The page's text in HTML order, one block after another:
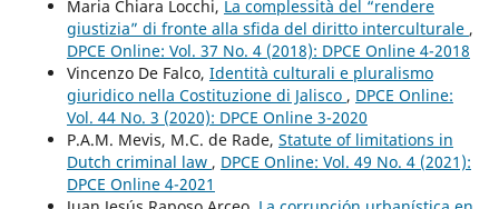
Maria Chiara Locchi, La complessità del “rendere
giustizia” di fronte alla sfida del diritto interculturale ,
DPCE Online: Vol. 37 No. 4 (2018): DPCE Online 4-2018
Vincenzo De Falco, Identità culturali e pluralismo
giuridico nella Costituzione di Jalisco , DPCE Online:
Vol. 44 No. 3 (2020): DPCE Online 3-2020
P.A.M. Mevis, M.C. de Rade, Statute of limitations in
Dutch criminal law , DPCE Online: Vol. 49 No. 4 (2021):
DPCE Online 4-2021